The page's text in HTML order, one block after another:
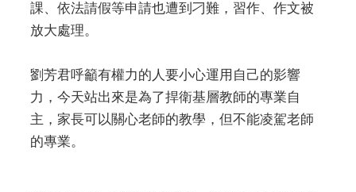
課、依法請假等申請也遭到刁難，習作、作文被
放大處理。
劉芳君呼籲有權力的人要小心運用自己的影響
力，今天站出來是為了捍衛基層教師的專業自
主，家長可以關心老師的教學，但不能凌駕老師
的專業。